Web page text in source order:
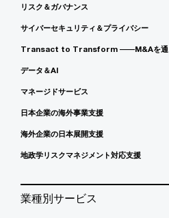
リスク＆ガバナンス
サイバーセキュリティ＆プライバシー
Transact to Transform ――M&Aを通
データ＆AI
マネージドサービス
日本企業の海外事業支援
海外企業の日本展開支援
地政学リスクマネジメント対応支援
業種別サービス